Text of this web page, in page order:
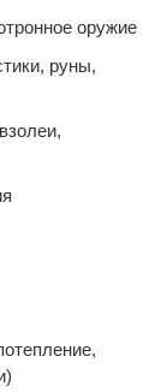
оружие
руны,